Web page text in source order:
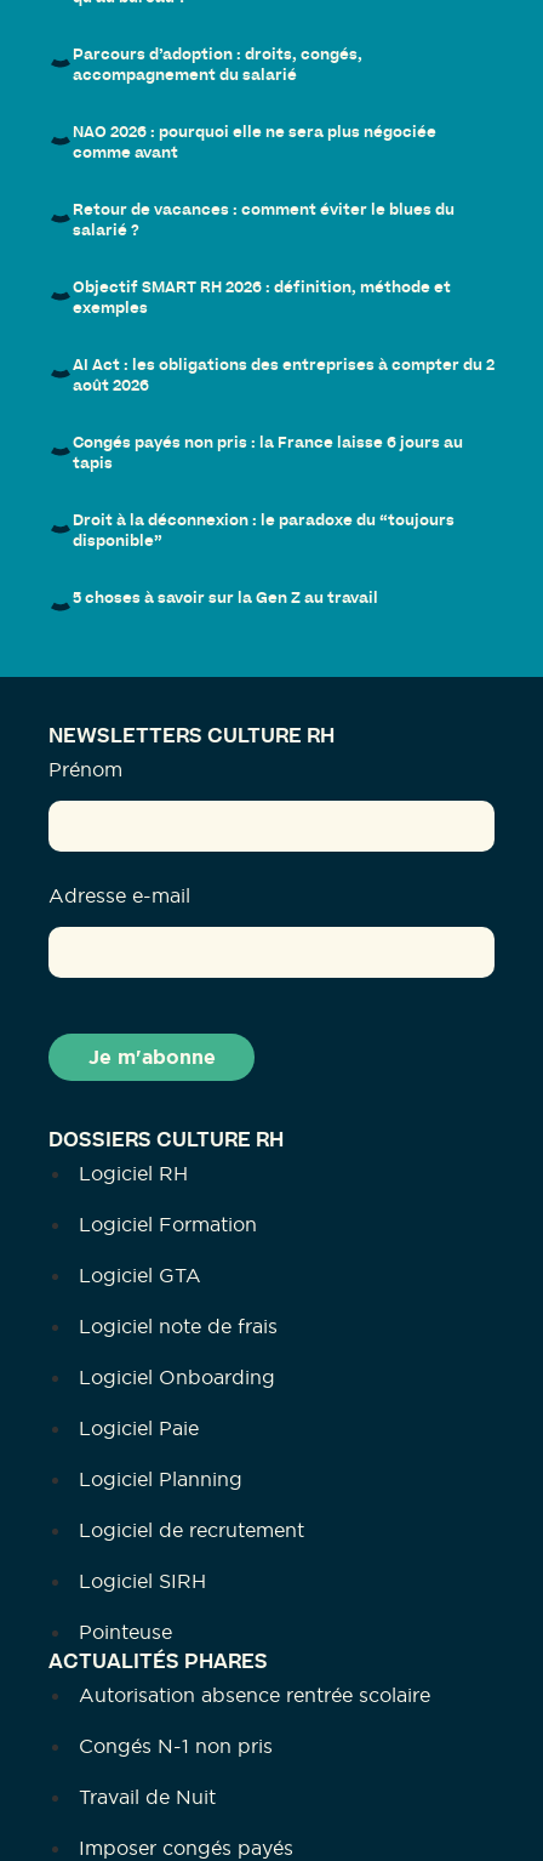
Parcours d’adoption : droits, congés,
accompagnement du salarié
NAO 2026 : pourquoi elle ne sera plus négociée
comme avant
Retour de vacances : comment éviter le blues du
salarié ?
Objectif SMART RH 2026 : définition, méthode et
exemples
AI Act : les obligations des entreprises à compter du 2
août 2026
Congés payés non pris : la France laisse 6 jours au
tapis
Droit à la déconnexion : le paradoxe du “toujours
disponible”
5 choses à savoir sur la Gen Z au travail
DOSSIERS CULTURE RH
Logiciel RH
Logiciel Formation
Logiciel GTA
Logiciel note de frais
Logiciel Onboarding
Logiciel Paie
Logiciel Planning
Logiciel de recrutement
Logiciel SIRH
Pointeuse
ACTUALITÉS PHARES
Autorisation absence rentrée scolaire
Congés N-1 non pris
Travail de Nuit
Imposer congés payés
NEWSLETTERS CULTURE RH
Prénom
Adresse e-mail